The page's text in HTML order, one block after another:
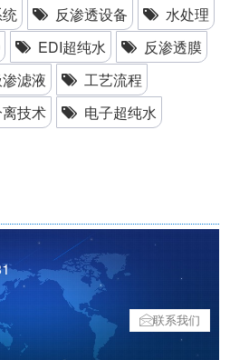
反渗透设备
水处理
EDI超纯水
反渗透膜
滤液
工艺流程
技术
电子超纯水
联系我们